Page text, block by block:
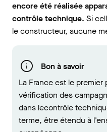
encore été réalisée
contrôle technique. Si
le constructeur, aucune
Bon à savoir
La France est le
vérification des
dans lecontrôle
terme, être étendu à